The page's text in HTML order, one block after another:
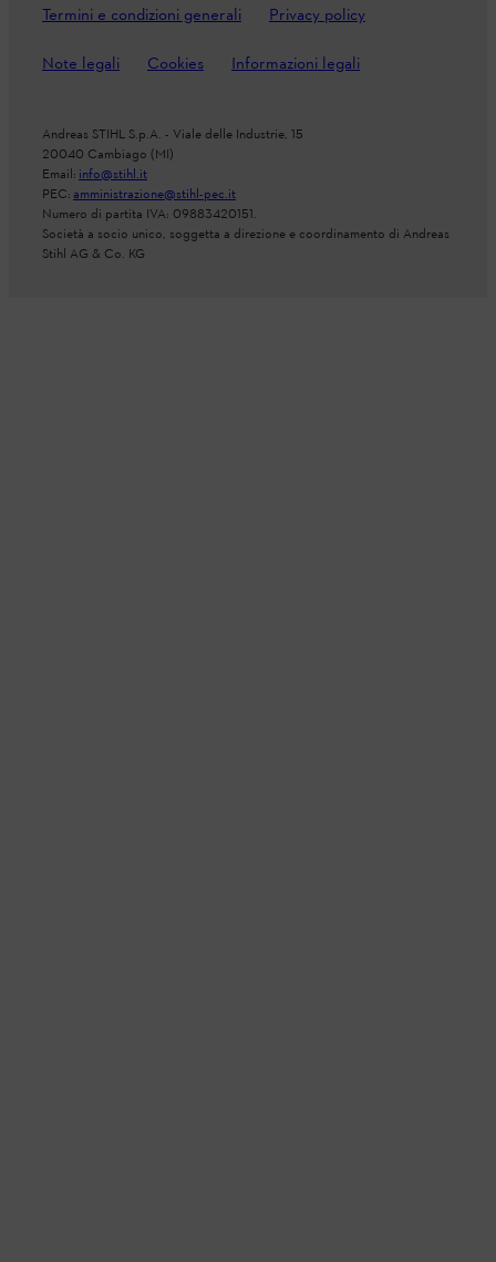
Termini e condizioni generali Privacy policy
Note legali Cookies Informazioni legali
Andreas STIHL S.p.A. - Viale delle Industrie, 15
20040 Cambiago (MI)
Email: info@stihl.it
PEC:amministrazione@stihl-pec.it
Numero di partita IVA: 09883420151.
Società a socio unico, soggetta a direzione e coordinamento di Andreas
Stihl AG & Co. KG